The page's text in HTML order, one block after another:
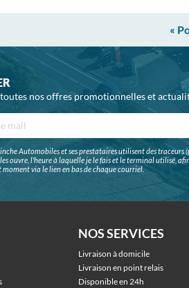
«
nos offres promotionnelles et
Automobiles et ses prestataires utilisent des traceurs
ouvre, l'heure à laquelle je le fais et le terminal utilisé,
via le lien en bas de chaque courriel.
NOS SERVICES
Livraison à domicile
Livraison en point relais
Disponible en 24h